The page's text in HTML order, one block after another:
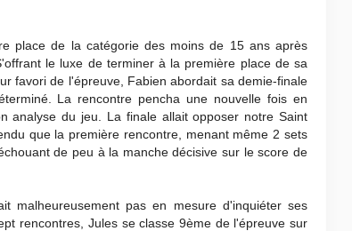
place de la catégorie des moins de 15 ans après
le luxe de terminer à la première place de sa
favori de l'épreuve, Fabien abordait sa demie-finale
La rencontre pencha une nouvelle fois en
analyse du jeu. La finale allait opposer notre Saint
que la première rencontre, menant même 2 sets
de peu à la manche décisive sur le score de
malheureusement pas en mesure d'inquiéter ses
rencontres, Jules se classe 9ème de l'épreuve sur